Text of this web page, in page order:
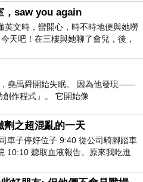
一次吃完情形了！
不同大小的夾鏈袋回來之後
放入
麼用，餅乾還是容易軟掉！
以讓你輕鬆解決迢種惱人問
法寶～
真空保鮮封膜機】
，saw you again
英文時，蠻開心，時不時地便與她嘮
天吧！在三樓與她聊了會兒，後，
到她，於是
堯禹舜開始失眠。 因為他發現——
作程式」。 它開始像
劑之超混亂的一天
車子停好位子 9:40 從公司騎腳踏車
10:10 聽取血液報告。原來我吃進
保並非沒有吸收而是超